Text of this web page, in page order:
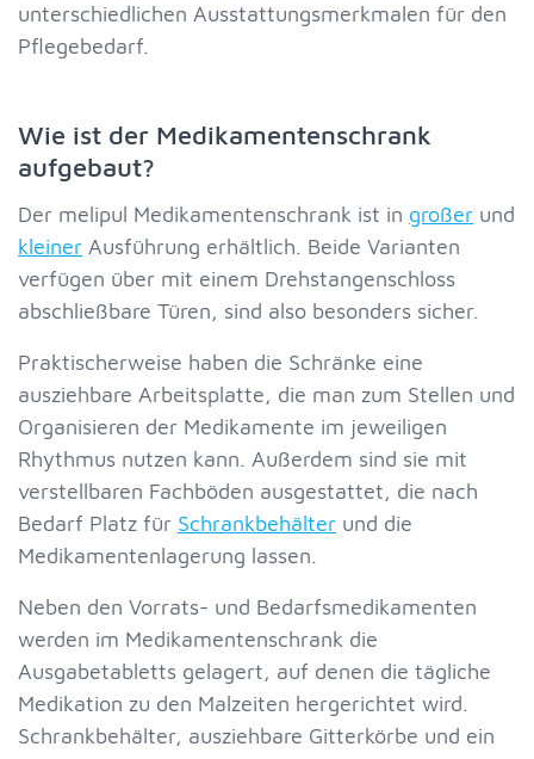
unterschiedlichen Ausstattungsmerkmalen für den
Pflegebedarf.
Wie ist der Medikamentenschrank
aufgebaut?
Der melipul Medikamentenschrank ist in großer und
kleiner Ausführung erhältlich. Beide Varianten
verfügen über mit einem Drehstangenschloss
abschließbare Türen, sind also besonders sicher.
Praktischerweise haben die Schränke eine
ausziehbare Arbeitsplatte, die man zum Stellen und
Organisieren der Medikamente im jeweiligen
Rhythmus nutzen kann. Außerdem sind sie mit
verstellbaren Fachböden ausgestattet, die nach
Bedarf Platz für Schrankbehälter und die
Medikamentenlagerung lassen.
Neben den Vorrats- und Bedarfsmedikamenten
werden im Medikamentenschrank die
Ausgabetabletts gelagert, auf denen die tägliche
Medikation zu den Malzeiten hergerichtet wird.
Schrankbehälter, ausziehbare Gitterkörbe und ein